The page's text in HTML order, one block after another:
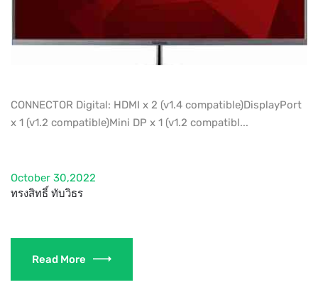
CONNECTOR Digital: HDMI x 2 (v1.4 compatible)DisplayPort
x 1 (v1.2 compatible)Mini DP x 1 (v1.2 compatibl...
October 30,2022
ทรงสิทธิ์ ทับวิธร
Read More